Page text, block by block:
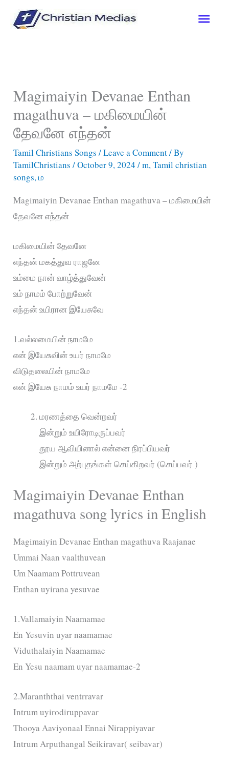
Main
Magimaiyin Devanae Enthan
magathuva – மகிமையின்
தேவனே எந்தன்
Tamil Christians Songs /Leave a Comment/ By
TamilChristians/October 9, 2024/m,Tamil christian
songs,ம
Magimaiyin Devanae Enthan magathuva – மகிமையின்
தேவனே எந்தன்
மகிமையின் தேவனே
எந்தன் மகத்துவ ராஜனே
உம்மை நான் வாழ்த்துவேன்
உம் நாமம் போற்றுவேன்
எந்தன் உயிரான இயேசுவே
1.வல்லமையின் நாமமே
என் இயேசுவின் உயர் நாமமே
விடுதலையின் நாமமே
என் இயேசு நாமம் உயர் நாமமே -2
மரணத்தை வென்றவர்
இன்றும் உயிரோடிருப்பவர்
தூய ஆவியினால் என்னை நிரப்பியவர்
இன்றும் அற்புதங்கள் செய்கிறவர் (செய்பவர் )
Magimaiyin Devanae Enthan
magathuva song lyrics in English
Magimaiyin Devanae Enthan magathuva Raajanae
Ummai Naan vaalthuvean
Um Naamam Pottruvean
Enthan uyirana yesuvae
1.Vallamaiyin Naamamae
En Yesuvin uyar naamamae
Viduthalaiyin Naamamae
En Yesu naamam uyar naamamae-2
2.Maranththai ventrravar
Intrum uyirodiruppavar
Thooya Aaviyonaal Ennai Nirappiyavar
Intrum Arputhangal Seikiravar( seibavar)